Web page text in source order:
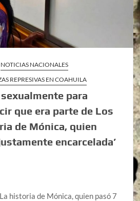
NOTICIAS NACIONALES
REPRESIVAS EN COAHUILA
para
que era parte de Los
de Mónica, quien
encarcelada’
historia de Mónica, quien pasó 7